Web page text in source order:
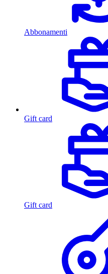
Abbonamenti
Gift card
Gift card